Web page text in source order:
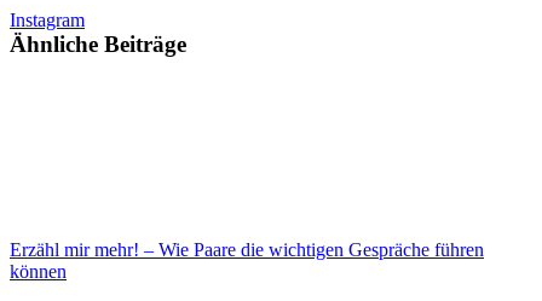
Instagram
Ähnliche Beiträge
Erzähl mir mehr! – Wie Paare die wichtigen Gespräche führen
können